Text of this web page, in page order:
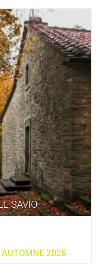
SAVIO
2026